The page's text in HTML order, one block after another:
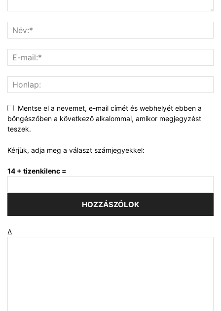
Mentse el a nevemet, e-mail címét és webhelyét ebben a
böngészőben a következő alkalommal, amikor megjegyzést
teszek.
Kérjük, adja meg a választ számjegyekkel:
14 + tizenkilenc =
Δ